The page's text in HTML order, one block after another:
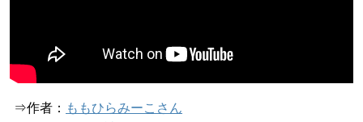
⇒作者： ももひらみーこさん